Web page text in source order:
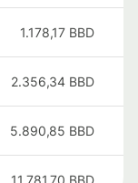
1.178,17 BBD
2.356,34 BBD
5.890,85 BBD